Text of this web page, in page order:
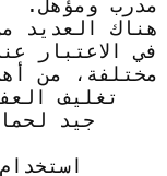
مدرب ومؤهل.
هناك العديد
في الاعتبار
مختلفة، من
جيد